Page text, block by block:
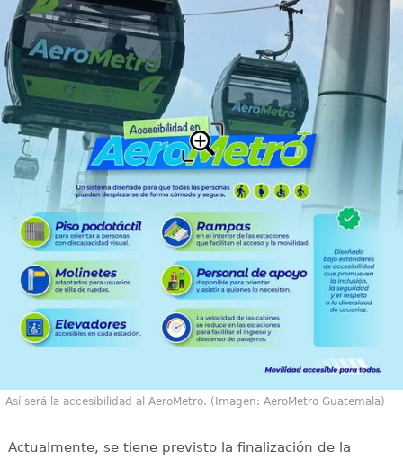
Así será la accesibilidad al AeroMetro. (Imagen: AeroMetro Guatemala)
Actualmente, se tiene previsto la finalización de la